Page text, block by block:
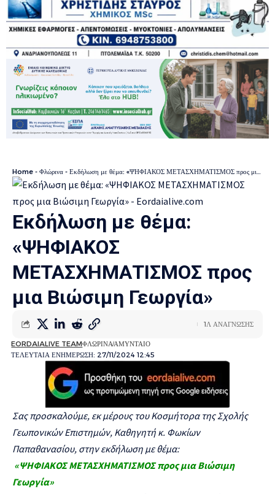
Home - Φλώρινα - Εκδήλωση με θέμα: «ΨΗΦΙΑΚΟΣ ΜΕΤΑΣΧΗΜΑΤΙΣΜΟΣ προς μια Βιώσιμη Γεωργία»
Εκδήλωση με θέμα:
«ΨΗΦΙΑΚΟΣ
ΜΕΤΑΣΧΗΜΑΤΙΣΜΟΣ προς
μια Βιώσιμη Γεωργία»
ΤΕΛΕΥΤΑΙΑ ΕΝΗΜΕΡΩΣΗ: 27/11/2024 12:45
EORDAIALIVE TEAMΦΛΩΡΙΝΑΑΜΥΝΤΑΙΟ
1Λ ΑΝΑΓΝΩΣΗΣ
Σας προσκαλούμε, εκ μέρους του Κοσμήτορα της Σχολής
Γεωπονικών Επιστημών, Καθηγητή κ. Φωκίων
Παπαθανασίου, στην εκδήλωση με θέμα:
«ΨΗΦΙΑΚΟΣ ΜΕΤΑΣΧΗΜΑΤΙΣΜΟΣ προς μια Βιώσιμη
Γεωργία»